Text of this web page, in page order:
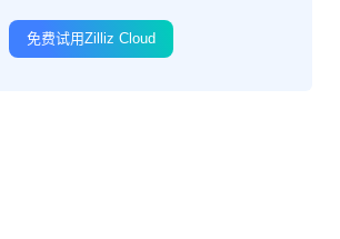
免费试用Zilliz Cloud